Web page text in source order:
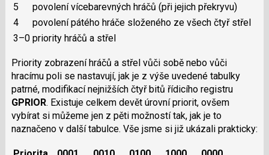
5
povolení vícebarevných hráčů (při jejich překryvu)
4
povolení pátého hráče složeného ze všech čtyř střel
3–0 priority hráčů a střel
Priority zobrazení hráčů a střel vůči sobě nebo vůči
hracímu poli se nastavují, jak je z výše uvedené tabulky
patrné, modifikací nejnižších čtyř bitů řídicího registru
GPRIOR. Existuje celkem devět úrovní priorit, ovšem
vybírat si můžeme jen z pěti možností tak, jak je to
naznačeno v další tabulce. Vše jsme si již ukázali prakticky: